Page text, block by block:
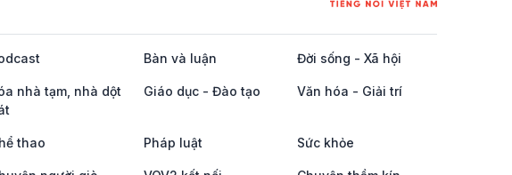
Bàn và luận Đời sống - Xã hội
nhà tạm, nhà dột
Giáo dục - Đào tạo Văn hóa - Giải trí
thao Pháp luật Sức khỏe